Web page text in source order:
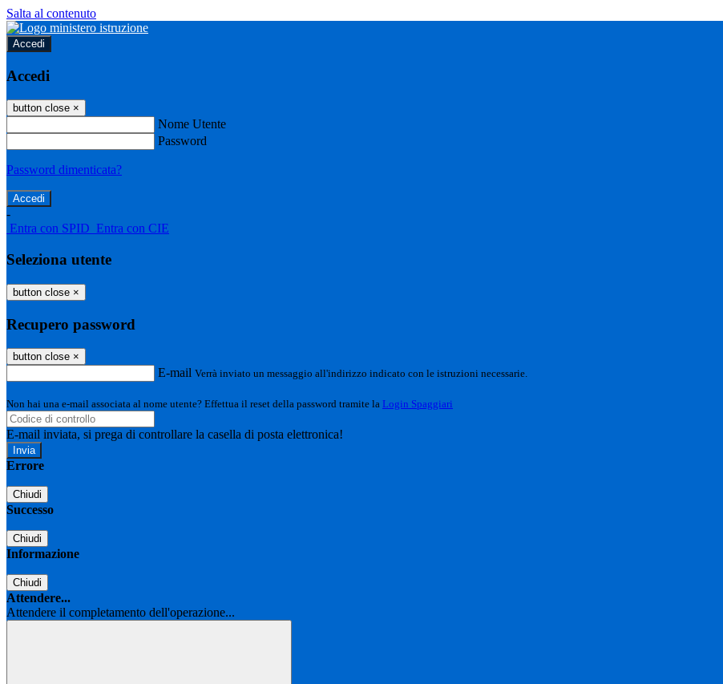
Salta al contenuto
Accedi
Accedi
button close ×
Nome Utente
Password
Password dimenticata?
-
Entra con SPID Entra con CIE
Seleziona utente
button close ×
Recupero password
button close ×
E-mail Verrà inviato un messaggio all'indirizzo indicato con le istruzioni necessarie.
Non hai una e-mail associata al nome utente? Effettua il reset della password tramite la Login Spaggiari
E-mail inviata, si prega di controllare la casella di posta elettronica!
Errore
Chiudi
Successo
Chiudi
Informazione
Chiudi
Attendere...
Attendere il completamento dell'operazione...